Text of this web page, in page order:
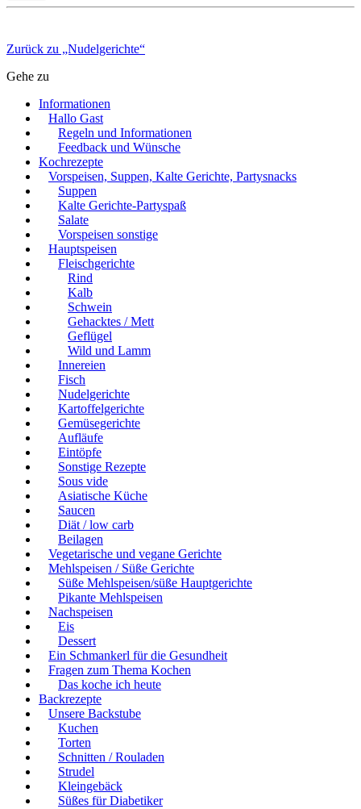
Zurück zu „Nudelgerichte“
Gehe zu
Informationen
Hallo Gast
Regeln und Informationen
Feedback und Wünsche
Kochrezepte
Vorspeisen, Suppen, Kalte Gerichte, Partysnacks
Suppen
Kalte Gerichte-Partyspaß
Salate
Vorspeisen sonstige
Hauptspeisen
Fleischgerichte
Rind
Kalb
Schwein
Gehacktes / Mett
Geflügel
Wild und Lamm
Innereien
Fisch
Nudelgerichte
Kartoffelgerichte
Gemüsegerichte
Aufläufe
Eintöpfe
Sonstige Rezepte
Sous vide
Asiatische Küche
Saucen
Diät / low carb
Beilagen
Vegetarische und vegane Gerichte
Mehlspeisen / Süße Gerichte
Süße Mehlspeisen/süße Hauptgerichte
Pikante Mehlspeisen
Nachspeisen
Eis
Dessert
Ein Schmankerl für die Gesundheit
Fragen zum Thema Kochen
Das koche ich heute
Backrezepte
Unsere Backstube
Kuchen
Torten
Schnitten / Rouladen
Strudel
Kleingebäck
Süßes für Diabetiker